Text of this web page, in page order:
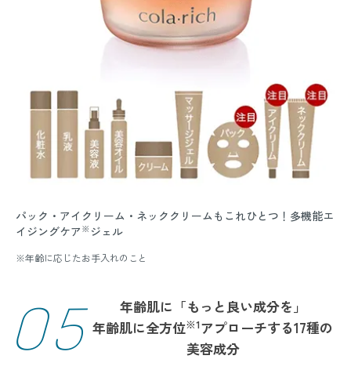
パック・アイクリーム・ネッククリームもこれひとつ！多機能エ
イジングケア ※ ジェル
※年齢に応じたお手入れのこと
05
年齢肌に「もっと良い成分を」
年齢肌に全方位※1アプローチする17種の
美容成分